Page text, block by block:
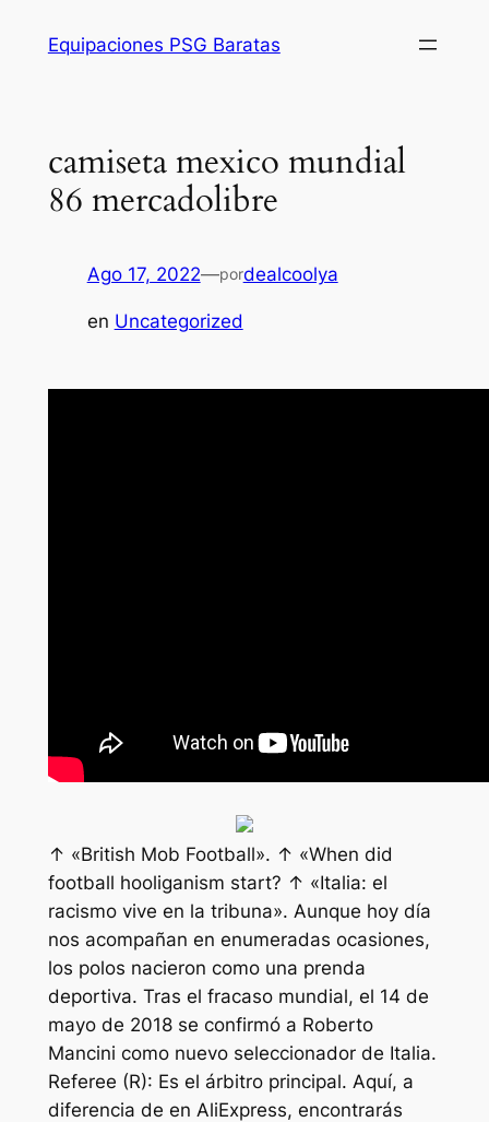
Equipaciones PSG Baratas
camiseta mexico mundial
86 mercadolibre
Ago 17, 2022—pordealcoolya
en Uncategorized
↑ «British Mob Football». ↑ «When did
football hooliganism start? ↑ «Italia: el
racismo vive en la tribuna». Aunque hoy día
nos acompañan en enumeradas ocasiones,
los polos nacieron como una prenda
deportiva. Tras el fracaso mundial, el 14 de
mayo de 2018 se confirmó a Roberto
Mancini como nuevo seleccionador de Italia.
Referee (R): Es el árbitro principal. Aquí, a
diferencia de en AliExpress, encontrarás